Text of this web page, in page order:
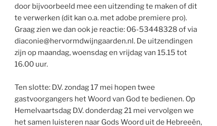
door bijvoorbeeld mee een uitzending te maken of dit
te verwerken (dit kan o.a. met adobe premiere pro).
Graag zien we dan ook je reactie: 06-53448328 of via
diaconie@hervormdwijngaarden.nl. De uitzendingen
zijn op maandag, woensdag en vrijdag van 15.15 tot
16.00 uur.
Ten slotte: D.V. zondag 17 mei hopen twee
gastvoorgangers het Woord van God te bedienen. Op
Hemelvaartsdag D.V. donderdag 21 mei vervolgen we
het samen luisteren naar Gods Woord uit de Hebreeën,